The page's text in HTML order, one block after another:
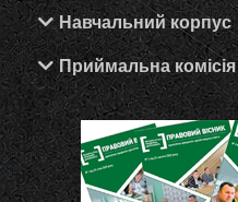
Навчальний корпус
Приймальна комісія